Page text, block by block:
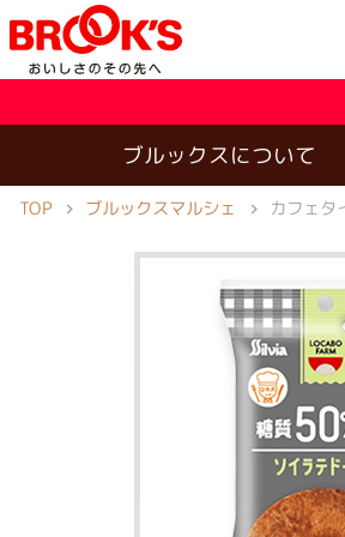
ブルックスについて
TOP ブルックスマルシェ カフェタ